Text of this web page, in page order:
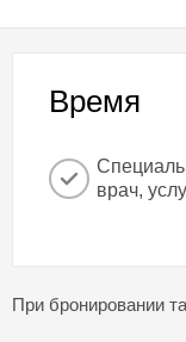
Время
врач,
При бронировании